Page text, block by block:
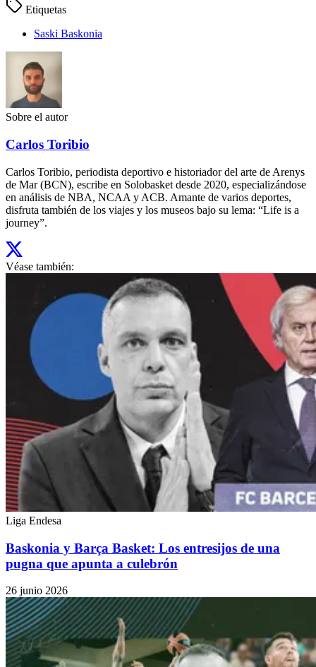
Etiquetas
Saski Baskonia
Sobre el autor
Carlos Toribio
Carlos Toribio, periodista deportivo e historiador del arte de Arenys
de Mar (BCN), escribe en Solobasket desde 2020, especializándose
en análisis de NBA, NCAA y ACB. Amante de varios deportes,
disfruta también de los viajes y los museos bajo su lema: “Life is a
journey”.
Véase también:
Liga Endesa
Baskonia y Barça Basket: Los entresijos de una
pugna que apunta a culebrón
26 junio 2026